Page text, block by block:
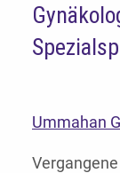
Ummahan